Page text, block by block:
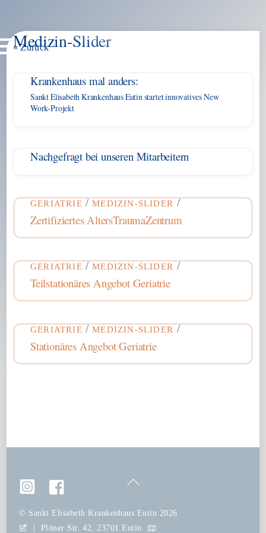
Skip
to
Menu
« Zurück
Medizin-Slider
Krankenhaus mal anders:
Sankt Elisabeth Krankenhaus Eutin startet innovatives New
Work-Projekt
Nachgefragt bei unseren Mitarbeitern
GERIATRIE / MEDIZIN-SLIDER /
Zertifiziertes AltersTraumaZentrum
GERIATRIE / MEDIZIN-SLIDER /
Teilstationäres Angebot Geriatrie
GERIATRIE / MEDIZIN-SLIDER /
Stationäres Angebot Geriatrie
Back
© Sankt Elisabeth Krankenhaus Eutin 2026
| Plöner Str. 42, 23701 Eutin